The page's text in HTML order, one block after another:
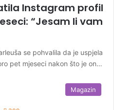
Instagram profil
“Jesam li vam
se pohvalila da je uspjela
pet mjeseci nakon što je on…
Magazin